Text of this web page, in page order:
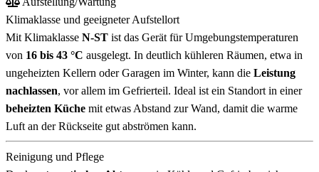
Klimaklasse und geeigneter Aufstellort
Mit Klimaklasse N-ST ist das Gerät für Umgebungstemperaturen
von 16 bis 43 °C ausgelegt. In deutlich kühleren Räumen, etwa in
ungeheizten Kellern oder Garagen im Winter, kann die Leistung
nachlassen, vor allem im Gefrierteil. Ideal ist ein Standort in einer
beheizten Küche mit etwas Abstand zur Wand, damit die warme
Luft an der Rückseite gut abströmen kann.
Reinigung und Pflege